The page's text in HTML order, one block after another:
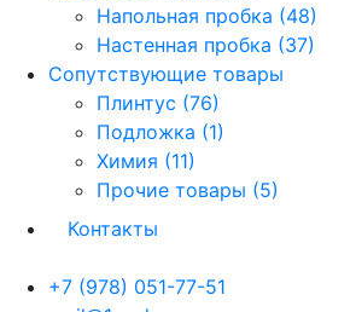
Напольная пробка (48)
Настенная пробка (37)
Сопутствующие товары
Плинтус (76)
Подложка (1)
Химия (11)
Прочие товары (5)
Контакты
+7 (978) 051-77-51